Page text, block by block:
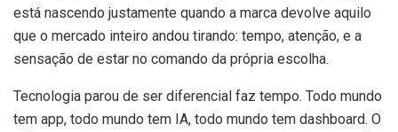
está nascendo justamente quando a marca devolve aquilo
que o mercado inteiro andou tirando: tempo, atenção, e a
sensação de estar no comando da própria escolha.
Tecnologia parou de ser diferencial faz tempo. Todo mundo
tem app, todo mundo tem IA, todo mundo tem dashboard. O